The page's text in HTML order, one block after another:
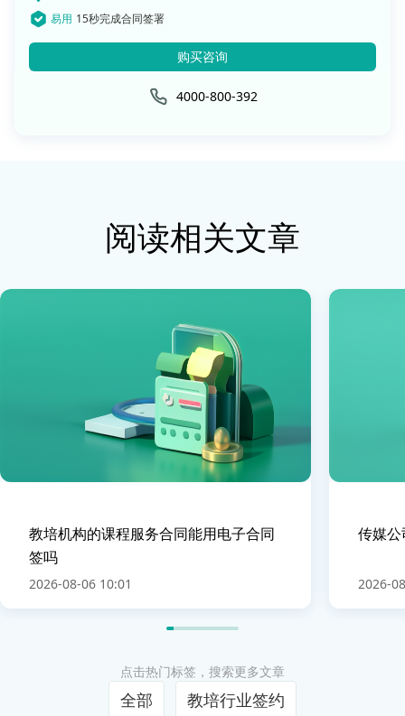
易用 15秒完成合同签署
购买咨询
4000-800-392
阅读相关文章
教培机构的课程服务合同能用电子合同
签吗
2026-08-06 10:01
传媒
2026-
点击热门标签，搜索更多文章
全部 教培行业签约